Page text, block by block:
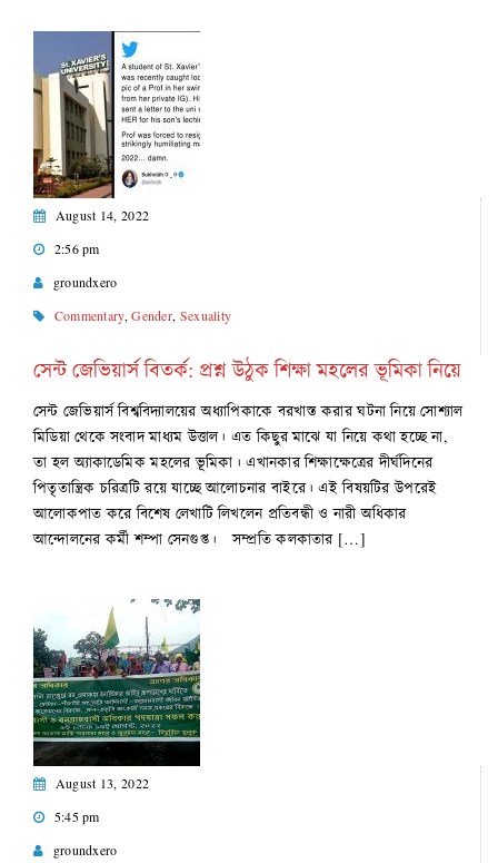
August 14, 2022
2:56 pm
groundxero
Commentary,Gender, Sexuality
সেন্ট জেভিয়ার্স বিতর্ক: প্রশ্ন উঠুক শিক্ষা মহলের ভূমিকা নিয়ে
সেন্ট জেভিয়ার্স বিশ্ববিদ্যালয়ের অধ্যাপিকাকে বরখাস্ত করার ঘটনা নিয়ে সোশ্যাল
মিডিয়া থেকে সংবাদ মাধ্যম উত্তাল। এত কিছুর মাঝে যা নিয়ে কথা হচ্ছে না,
তা হল অ্যাকাডেমিক মহলের ভূমিকা। এখানকার শিক্ষাক্ষেত্রের দীর্ঘদিনের
পিতৃতান্ত্রিক চরিত্রটি রয়ে যাচ্ছে আলোচনার বাইরে। এই বিষয়টির উপরেই
আলোকপাত করে বিশেষ লেখাটি লিখলেন প্রতিবন্ধী ও নারী অধিকার
আন্দোলনের কর্মী শম্পা সেনগুপ্ত। সম্প্রতি কলকাতার […]
August 13, 2022
5:45 pm
groundxero